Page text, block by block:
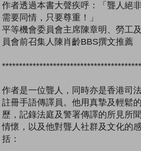
作者透過本書大聲疾呼：「聾人絕
需要同情，只要尊重！」
平等機會委員會主席陳章明、勞工
員會前召集人陳肖齡BBS撰文推薦
作者是一位聾人，同時亦是香港司
註冊手語傳譯員。他用真摯及輕鬆
歷，記錄法庭及警署傳譯的所見所
情懷，以及他對聾人社群及文化的
括：